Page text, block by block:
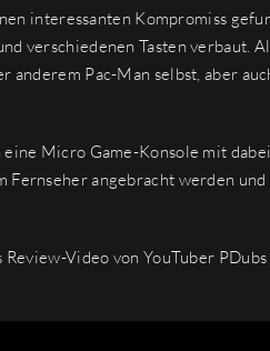
interessanten Kompromiss
verschiedenen Tasten verbaut.
anderem Pac-Man selbst, aber
Micro Game-Konsole mit
Fernseher angebracht werden
Video von YouTuber